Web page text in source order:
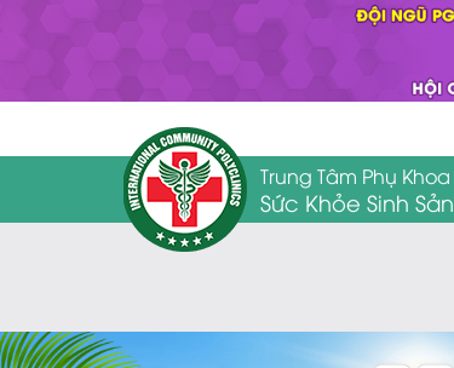
Trung Tâm Phụ Khoa
Sức Khỏe Sinh Sản